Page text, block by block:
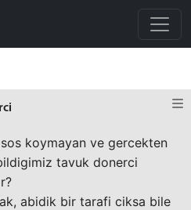
koymayan ve gercekten
tavuk donerci
abidik bir tarafi ciksa bile